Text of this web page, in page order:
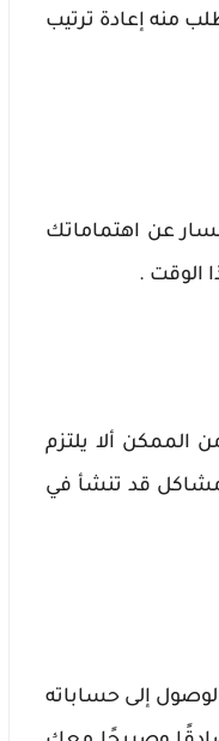
منه إعادة ترتيب
عن اهتماماتك
الوقت .
الممكن ألا يلتزم
مشاكل قد تنشأ في
إلى حساباته